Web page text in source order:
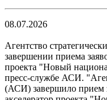
08.07.2026
Агентство
завершении приема
проекта "Новый
пресс-службе АСИ.
(АСИ) завершило прием